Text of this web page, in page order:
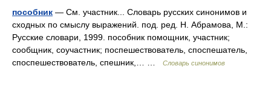
пособник — См. участник... Словарь русских синонимов и
сходных по смыслу выражений. под. ред. Н. Абрамова, М.:
Русские словари, 1999. пособник помощник, участник;
сообщник, соучастник; поспешествователь, споспешатель,
споспешествователь, спешник,… …
Словарь синонимов